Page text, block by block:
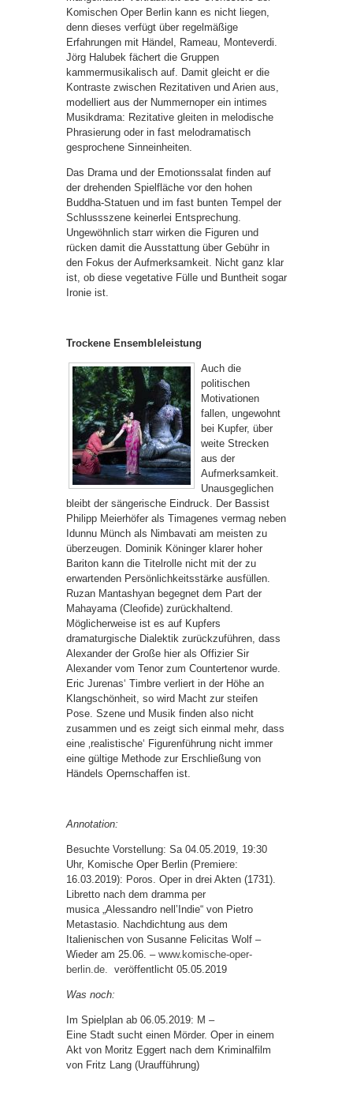
Komischen Oper Berlin kann es nicht liegen,
denn dieses verfügt über regelmäßige
Erfahrungen mit Händel, Rameau, Monteverdi.
Jörg Halubek fächert die Gruppen
kammermusikalisch auf. Damit gleicht er die
Kontraste zwischen Rezitativen und Arien aus,
modelliert aus der Nummernoper ein intimes
Musikdrama: Rezitative gleiten in melodische
Phrasierung oder in fast melodramatisch
gesprochene Sinneinheiten.
Das Drama und der Emotionssalat finden auf
der drehenden Spielfläche vor den hohen
Buddha-Statuen und im fast bunten Tempel der
Schlussszene keinerlei Entsprechung.
Ungewöhnlich starr wirken die Figuren und
rücken damit die Ausstattung über Gebühr in
den Fokus der Aufmerksamkeit. Nicht ganz klar
ist, ob diese vegetative Fülle und Buntheit sogar
Ironie ist.
Trockene Ensembleleistung
Auch die
politischen
Motivationen
fallen, ungewohnt
bei Kupfer, über
weite Strecken
aus der
Aufmerksamkeit.
Unausgeglichen
bleibt der sängerische Eindruck. Der Bassist
Philipp Meierhöfer als Timagenes vermag neben
Idunnu Münch als Nimbavati am meisten zu
überzeugen. Dominik Köninger klarer hoher
Bariton kann die Titelrolle nicht mit der zu
erwartenden Persönlichkeitsstärke ausfüllen.
Ruzan Mantashyan begegnet dem Part der
Mahayama (Cleofide) zurückhaltend.
Möglicherweise ist es auf Kupfers
dramaturgische Dialektik zurückzuführen, dass
Alexander der Große hier als Offizier Sir
Alexander vom Tenor zum Countertenor wurde.
Eric Jurenas‘ Timbre verliert in der Höhe an
Klangschönheit, so wird Macht zur steifen
Pose. Szene und Musik finden also nicht
zusammen und es zeigt sich einmal mehr, dass
eine ‚realistische‘ Figurenführung nicht immer
eine gültige Methode zur Erschließung von
Händels Opernschaffen ist.
Annotation:
Besuchte Vorstellung: Sa 04.05.2019, 19:30
Uhr, Komische Oper Berlin (Premiere:
16.03.2019): Poros. Oper in drei Akten (1731).
Libretto nach dem dramma per
musica „Alessandro nell’Indie“ von Pietro
Metastasio. Nachdichtung aus dem
Italienischen von Susanne Felicitas Wolf –
Wieder am 25.06. – www.komische-oper-
berlin.de. veröffentlicht 05.05.2019
Was noch:
Im Spielplan ab 06.05.2019: M –
Eine Stadt sucht einen Mörder. Oper in einem
Akt von Moritz Eggert nach dem Kriminalfilm
von Fritz Lang (Uraufführung)